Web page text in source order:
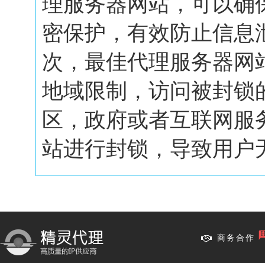
密保护，有效防止信
次，最佳代理服务器
地域限制，访问被封锁
区，政府或者互联网
站进行封锁，导致用户
商务合作